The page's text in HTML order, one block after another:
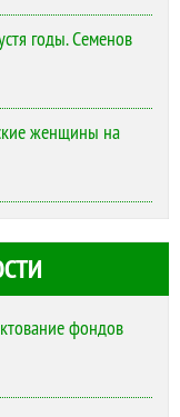
годы. Семенов
женщины на
фондов